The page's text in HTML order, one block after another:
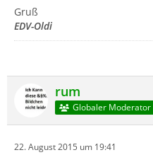
Gruß
EDV-Oldi
rum
Globaler Moderator
22. August 2015 um 19:41